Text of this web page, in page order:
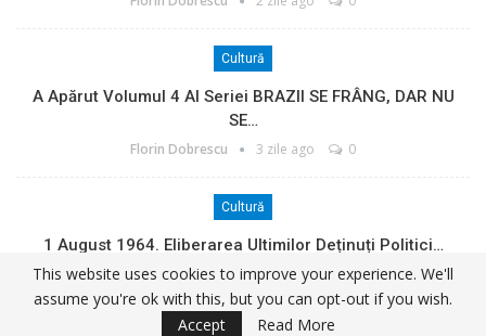
Cultură
A Apărut Volumul 4 Al Seriei BRAZII SE FRÂNG, DAR NU
SE…
Florin Dobrescu 3 zile ago 0
Cultură
1 August 1964. Eliberarea Ultimilor Deținuți Politici…
Florin Dobrescu 4 zile ago 0
LOAD MORE POSTS
This website uses cookies to improve your experience. We'll
assume you're ok with this, but you can opt-out if you wish.
Accept
Read More